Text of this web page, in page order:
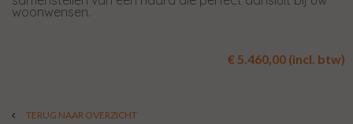
woonwensen.
€ 5.460,00 (incl. btw)
TERUG NAAR OVERZICHT